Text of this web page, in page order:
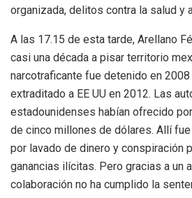
organizada, delitos contra la salud y
A las 17.15 de esta tarde, Arellano
casi una década a pisar territorio
narcotraficante fue detenido en 2008
extraditado a EE UU en 2012. Las
estadounidenses habían ofrecido
de cinco millones de dólares. Allí
por lavado de dinero y conspiración
ganancias ilícitas. Pero gracias a un
colaboración no ha cumplido la